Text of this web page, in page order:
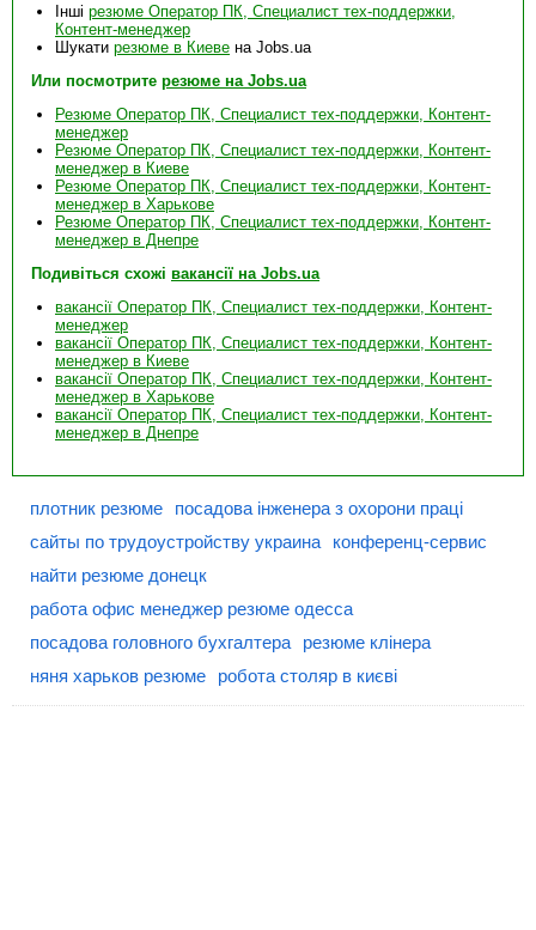
Інші резюме Оператор ПК, Специалист тех-поддержки,
Контент-менеджер
Шукати резюме в Киеве на Jobs.ua
Или посмотрите резюме на Jobs.ua
Резюме Оператор ПК, Специалист тех-поддержки, Контент-
менеджер
Резюме Оператор ПК, Специалист тех-поддержки, Контент-
менеджер в Киеве
Резюме Оператор ПК, Специалист тех-поддержки, Контент-
менеджер в Харькове
Резюме Оператор ПК, Специалист тех-поддержки, Контент-
менеджер в Днепре
Подивіться схожі вакансії на Jobs.ua
вакансії Оператор ПК, Специалист тех-поддержки, Контент-
менеджер
вакансії Оператор ПК, Специалист тех-поддержки, Контент-
менеджер в Киеве
вакансії Оператор ПК, Специалист тех-поддержки, Контент-
менеджер в Харькове
вакансії Оператор ПК, Специалист тех-поддержки, Контент-
менеджер в Днепре
плотник резюме
посадова інженера з охорони праці
сайты по трудоустройству украина
конференц-сервис
найти резюме донецк
работа офис менеджер резюме одесса
посадова головного бухгалтера
резюме клінера
няня харьков резюме
робота столяр в києві